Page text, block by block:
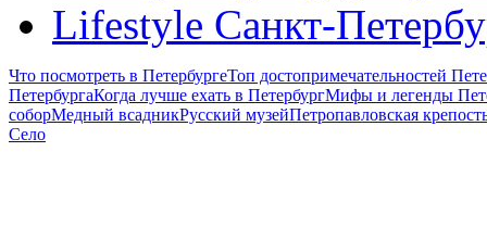
Lifestyle Санкт-
Что посмотреть в ПетербургеТоп достопримечательностей
ПетербургаКогда лучше ехать в ПетербургМифы и легенды
соборМедный всадникРусский музейПетропавловская
Село